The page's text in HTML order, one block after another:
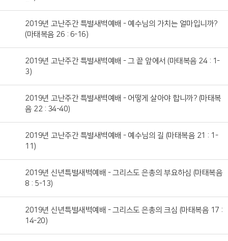
2019년 고난주간 특별새벽예배 - 예수님의 가치는 얼마입니까?
(마태복음 26 : 6-16)
2019년 고난주간 특별새벽예배 - 그 끝 앞에서 (마태복음 24 : 1-
3)
2019년 고난주간 특별새벽예배 - 어떻게 살아야 합니까? (마태복
음 22 : 34-40)
2019년 고난주간 특별새벽예배 - 예수님의 길 (마태복음 21 : 1-
11)
2019년 신년특별새벽예배 - 그리스도 은총의 부요하심 (마태복음
8 : 5-13)
2019년 신년특별새벽예배 - 그리스도 은총의 크심 (마태복음 17 :
14-20)